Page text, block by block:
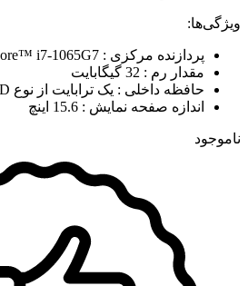
ویژگی‌ها:
پردازنده مرکزی : Intel® Core™ i7-1065G7
مقدار رم : 32 گیگابایت
حافظه داخلی : یک ترابایت از نوع SSD
اندازه صفحه نمایش : 15.6 اینچ
ناموجود